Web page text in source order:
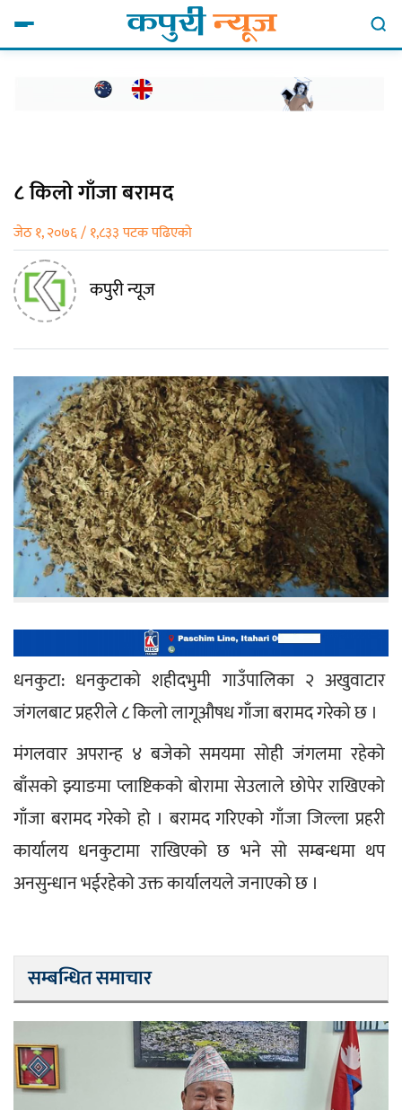
८ किलो गाँजा बरामद
जेठ १, २०७६ / १,८३३ पटक पढिएको
कपुरी न्यूज
धनकुटा: धनकुटाको शहीदभुमी गाउँपालिका २ अखुवाटार
जंगलबाट प्रहरीले ८ किलो लागूऔषध गाँजा बरामद गरेको छ ।
मंगलवार अपरान्ह ४ बजेको समयमा सोही जंगलमा रहेको
बाँसको झ्याङमा प्लाष्टिकको बोरामा सेउलाले छोपेर राखिएको
गाँजा बरामद गरेको हो । बरामद गरिएको गाँजा जिल्ला प्रहरी
कार्यालय धनकुटामा राखिएको छ भने सो सम्बन्धमा थप
अनसुन्धान भईरहेको उक्त कार्यालयले जनाएको छ ।
सम्बन्धित समाचार